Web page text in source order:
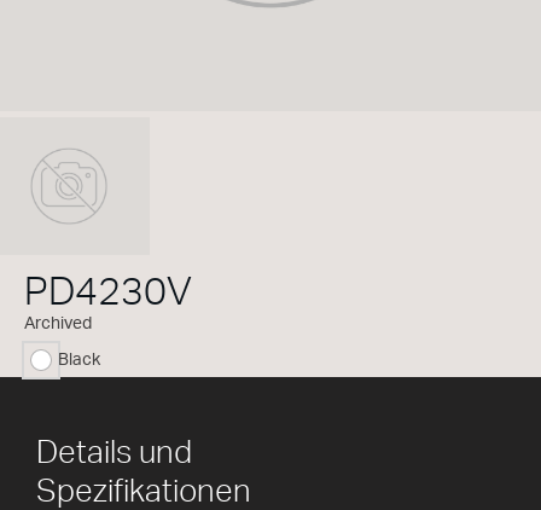
PD4230V
Archived
ausgewählt
Black
Details und
Spezifikationen